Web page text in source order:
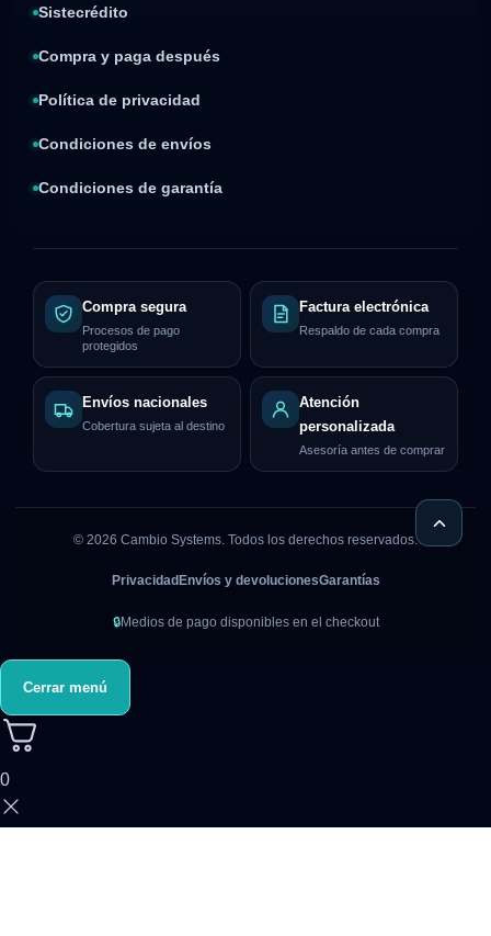
Sistecrédito
Compra y paga después
Política de privacidad
Condiciones de envíos
Condiciones de garantía
Compra segura
Procesos de pago
protegidos
Factura electrónica
Respaldo de cada compra
Envíos nacionales
Cobertura sujeta al destino
Atención
personalizada
Asesoría antes de comprar
© 2026 Cambio Systems. Todos los derechos reservados.
Privacidad Envíos y devolucionesGarantías
🔒Medios de pago disponibles en el checkout
Cerrar menú
0